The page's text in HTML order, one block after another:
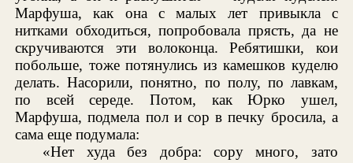
Марфуша, как она с малых лет привыкла с
нитками обходиться, попробовала прясть, да не
скручиваются эти волоконца. Ребятишки, кои
побольше, тоже потянулись из камешков куделю
делать. Насорили, понятно, по полу, по лавкам,
по всей середе. Потом, как Юрко ушел,
Марфуша, подмела пол и сор в печку бросила, а
сама еще подумала:
«Нет худа без добра: сору много, зато